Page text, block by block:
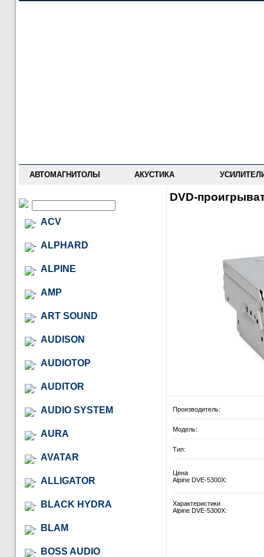
АВТОМАГНИТОЛЫ АКУСТИКА
ACV
ALPHARD
ALPINE
AMP
ART SOUND
AUDISON
AUDIOTOP
AUDITOR
AUDIO SYSTEM
AURA
AVATAR
ALLIGATOR
BLACK HYDRA
BLAM
BOSS AUDIO
DVD-
Производитель:
Модель:
Тип:
Цена
Alpine DVE-5300X:
Характеристики
Alpine DVE-5300X: